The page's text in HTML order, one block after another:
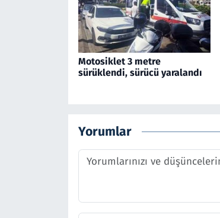
Motosiklet 3 metre
sürüklendi, sürücü yaralandı
Yorumlar